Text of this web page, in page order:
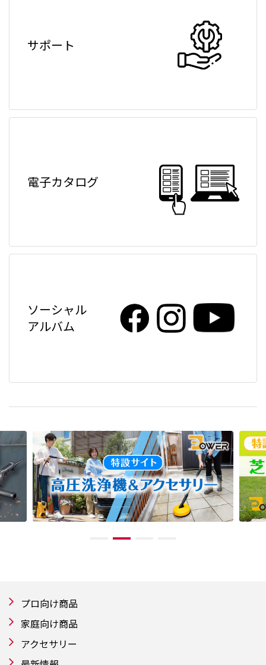
サポート
電子カタログ
ソーシャル
アルバム
プロ向け商品
家庭向け商品
アクセサリー